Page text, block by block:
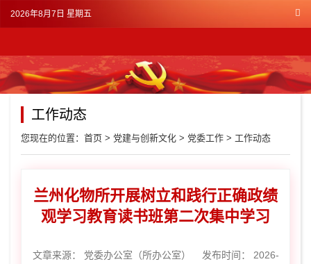
2026年8月7日 星期五
工作动态
您现在的位置： 首页 > 党建与创新文化 > 党委工作 > 工作动态
兰州化物所开展树立和践行正确政绩
观学习教育读书班第二次集中学习
文章来源： 党委办公室（所办公室）
发布时间： 2026-